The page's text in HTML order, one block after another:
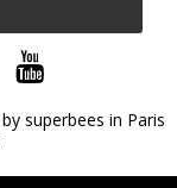
by superbees in Paris